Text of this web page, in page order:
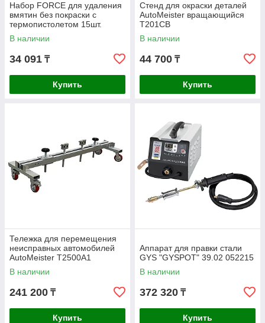
Набор FORCE для удаления
вмятин без покраски с
термопистолетом 15шт.
915M1
В наличии
34 091 ₸
Купить
Стенд для окраски деталей
AutoMeister вращающийся
T201CB
В наличии
44 700 ₸
Купить
Тележка для перемещения
неисправных автомобилей
AutoMeister T2500A1
В наличии
241 200 ₸
Купить
Аппарат для правки стали
GYS "GYSPOT" 39.02 052215
В наличии
372 320 ₸
Купить